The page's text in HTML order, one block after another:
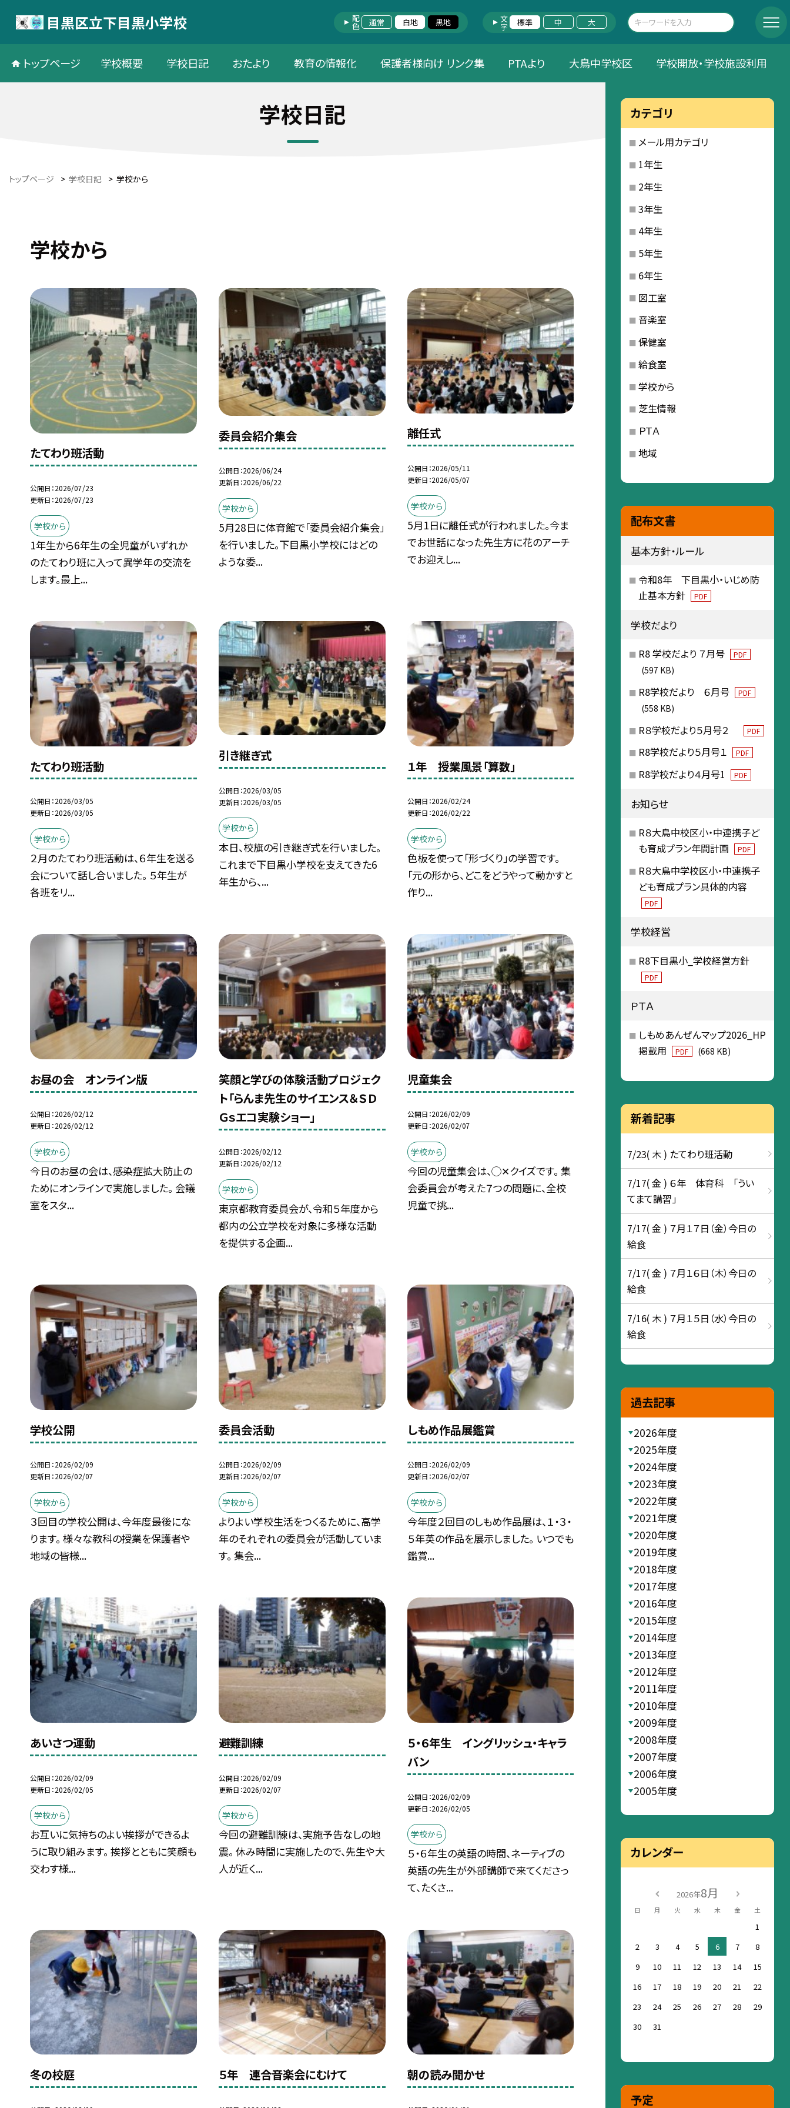
目黒区立下目黒小学校 配色 通常 白地 黒地 文字 標準 中 大
トップページ 学校概要 学校日記 おたより 教育の情報化 保護者様向け リンク集 PTAより 大鳥中学校区 学校開放・学校施設利用
学校日記
トップページ > 学校日記 > 学校から
学校から
たてわり班活動
公開日 2026/07/23
更新日 2026/07/23
学校から
1年生から6年生の全児童がいずれか
のたてわり班に入って異学年の交流を
します。最上...
委員会紹介集会
公開日 2026/06/24
更新日 2026/06/22
学校から
5月28日に体育館で「委員会紹介集会」
を行いました。下目黒小学校にはどの
ような委...
離任式
公開日 2026/05/11
更新日 2026/05/07
学校から
5月1日に離任式が行われました。今ま
でお世話になった先生方に花のアーチ
でお迎えし...
たてわり班活動
公開日 2026/03/05
更新日 2026/03/05
学校から
２月のたてわり班活動は、６年生を送る
会について話し合いました。 ５年生が
各班をリ...
引き継ぎ式
公開日 2026/03/05
更新日 2026/03/05
学校から
本日、校旗の引き継ぎ式を行いました。
これまで下目黒小学校を支えてきた6
年生から、...
１年 授業風景「算数」
公開日 2026/02/24
更新日 2026/02/22
学校から
色板を使って「形づくり」の学習です。
「元の形から、どこをどうやって動かすと
作り...
お昼の会 オンライン版
公開日 2026/02/12
更新日 2026/02/12
学校から
今日のお昼の会は、感染症拡大防止の
ためにオンラインで実施しました。 会議
室をスタ...
笑顔と学びの体験活動プロジェク
ト「らんま先生のサイエンス＆ＳＤ
Ｇｓエコ実験ショー」
公開日 2026/02/12
更新日 2026/02/12
学校から
東京都教育委員会が、令和５年度から
都内の公立学校を対象に多様な活動
を提供する企画...
児童集会
公開日 2026/02/09
更新日 2026/02/07
学校から
今回の児童集会は、◯✕クイズです。 集
会委員会が考えた７つの問題に、全校
児童で挑...
学校公開
公開日 2026/02/09
更新日 2026/02/07
学校から
３回目の学校公開は、今年度最後にな
ります。 様々な教科の授業を保護者や
地域の皆様...
委員会活動
公開日 2026/02/09
更新日 2026/02/07
学校から
よりよい学校生活をつくるために、高学
年のそれぞれの委員会が活動していま
す。 集会...
しもめ作品展鑑賞
公開日 2026/02/09
更新日 2026/02/07
学校から
今年度２回目のしもめ作品展は、１・３・
５年英の作品を展示しました。 いつでも
鑑賞...
あいさつ運動
公開日 2026/02/09
更新日 2026/02/05
学校から
お互いに気持ちのよい挨拶ができるよ
うに取り組みます。 挨拶とともに笑顔も
交わす様...
避難訓練
公開日 2026/02/09
更新日 2026/02/07
学校から
今回の避難訓練は、実施予告なしの地
震。 休み時間に実施したので、先生や大
人が近く...
５・６年生 イングリッシュ・キャラ
バン
公開日 2026/02/09
更新日 2026/02/05
学校から
５・６年生の英語の時間、ネーティブの
英語の先生が外部講師で来てくださっ
て、たくさ...
冬の校庭 ５年 連合音楽会にむけて 朝の読み聞かせ
カテゴリ
メール用カテゴリ
1年生
2年生
3年生
4年生
5年生
6年生
図工室
音楽室
保健室
給食室
学校から
芝生情報
ＰＴＡ
地域
配布文書
基本方針・ルール
令和8年 下目黒小・いじめ防
止基本方針
PDF
学校だより
R8 学校だより ７月号 PDF
(597 KB)
R8学校だより ６月号 PDF
(558 KB)
R８学校だより５月号２ PDF
R8学校だより５月号１ PDF
R8学校だより４月号1 PDF
お知らせ
R８大鳥中校区小・中連携子ど
も育成プラン年間計画
PDF
R８大鳥中学校区小・中連携子
ども育成プラン具体的内容
PDF
学校経営
R8下目黒小_学校経営方針
PDF
ＰＴＡ
しもめあんぜんマップ2026_HP
掲載用
PDF (668 KB)
新着記事
7/23( 木 ) たてわり班活動
7/17( 金 ) ６年 体育科 「うい
てまて講習」
7/17( 金 ) ７月１７日（金）今日の
給食
7/17( 金 ) ７月１６日（木）今日の
給食
7/16( 木 ) ７月１５日（水）今日の
給食
過去記事
2026年度
2025年度
2024年度
2023年度
2022年度
2021年度
2020年度
2019年度
2018年度
2017年度
2016年度
2015年度
2014年度
2013年度
2012年度
2011年度
2010年度
2009年度
2008年度
2007年度
2006年度
2005年度
カレンダー
2026年8月
日 月 火 水 木 金 土
1
2
3 4 5 6 7
8
9
10 11 12 13 14
15
16
17 18 19 20 21
22
23
24 25 26 27 28
29
30
31
予定